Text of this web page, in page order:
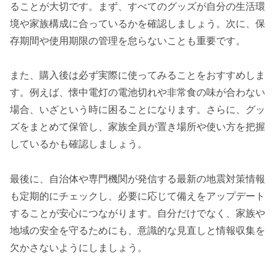
ることが大切です。まず、すべてのグッズが自分の生活環
境や家族構成に合っているかを確認しましょう。次に、保
存期間や使用期限の管理を怠らないことも重要です。
また、購入後は必ず実際に使ってみることをおすすめしま
す。例えば、懐中電灯の電池切れや非常食の味が合わない
場合、いざという時に困ることになります。さらに、グッ
ズをまとめて保管し、家族全員が置き場所や使い方を把握
しているかも確認しましょう。
最後に、自治体や専門機関が発信する最新の地震対策情報
も定期的にチェックし、必要に応じて備えをアップデート
することが安心につながります。自分だけでなく、家族や
地域の安全を守るためにも、意識的な見直しと情報収集を
欠かさないようにしましょう。